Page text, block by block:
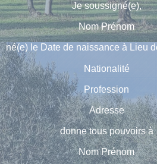
Je soussigné(e),
Nom Prénom
né(e) le Date de naissance à Lieu
Nationalité
Profession
Adresse
donne tous pouvoirs à
Nom Prénom